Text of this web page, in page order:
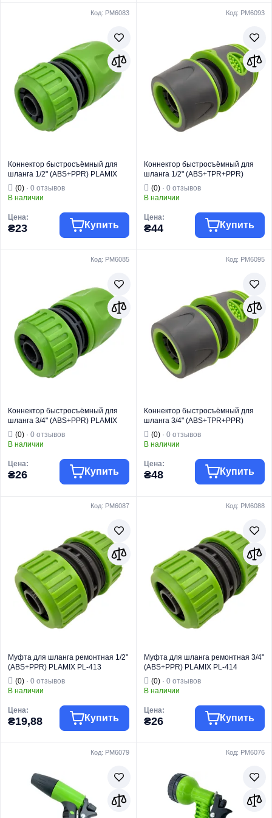
полива
Вид изделия
Коннектор
Назначение
Для быстрого
соединения
шланга с
распылителем
или адаптером
(с функцией
автоперекрытия
полива
Вид изделия
Коннектор
Назначение
Для быстрого
соединения
шланга с
распылителем
или адаптером
(с функцией
Код: PM6083
Коннектор быстросъёмный для
шланга 1/2" (ABS+PPR) PLAMIX
PL-401 (PM6083)
(0) · 0 отзывов
В наличии
Цена:
₴23 Купить
полива
Вид изделия
Коннектор
Назначение
Для быстрого
соединения
шланга с
распылителем
или адаптером
Страна бренда
Код: PM6093
Коннектор быстросъёмный для
шланга 1/2" (ABS+TPR+PPR)
PLAMIX PRO PL-4521 (PM6093)
(0)· 0 отзывов
В наличии
Цена:
₴44 Купить
полива
Вид изделия
Коннектор
Назначение
Для быстрого
соединения
шланга с
распылителем
или адаптером
Страна бренда
Код: PM6085
Коннектор быстросъёмный для
шланга 3/4" (ABS+PPR) PLAMIX
PL-405 (PM6085)
(0) · 0 отзывов
В наличии
Цена:
₴26 Купить
Фитинг для
полива
Вид изделия
Коннектор
Назначение
Для быстрого
соединения
шланга с
распылителем
или адаптером
Страна бренда
Код: PM6095
Коннектор быстросъёмный для
шланга 3/4" (ABS+TPR+PPR)
PLAMIX PRO PL-4525 (PM6095)
(0)· 0 отзывов
В наличии
Цена:
₴48 Купить
Фитинг для
полива
Вид изделия
Коннектор
Назначение
Для быстрого
соединения
шланга с
распылителем
или адаптером
Страна бренда
Код: PM6087
Муфта для шланга ремонтная 1/2"
(ABS+PPR) PLAMIX PL-413
(PM6087)
(0) · 0 отзывов
В наличии
Цена:
₴19,88 Купить
Тип изделия
полива
Вид изделия
Муфта
Для соединения
двух отрезков
Код: PM6088
Муфта для шланга ремонтная 3/4"
(ABS+PPR) PLAMIX PL-414
(PM6088)
(0)· 0 отзывов
В наличии
Цена:
₴26 Купить
Тип изделия
Вид изделия
Муфта
Для соединения
двух отрезков
Код: PM6079 Код: PM6076